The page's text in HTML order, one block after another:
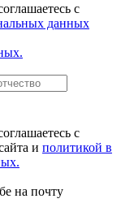
с
данных
с
и политикой в
на почту